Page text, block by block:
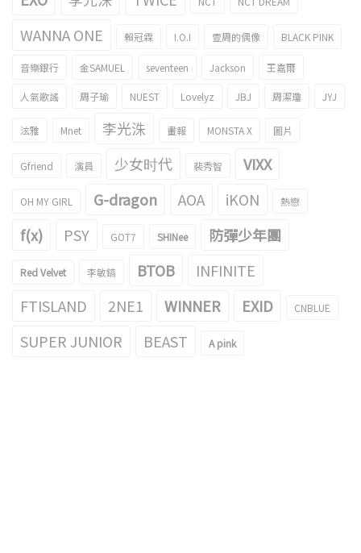
WANNA ONE 賴冠霖 I.O.I 壹周的偶像 BLACK PINK
音樂銀行 金SAMUEL seventeen Jackson 王嘉爾
人氣歌謠 周子瑜 NUEST Lovelyz JBJ 周潔瓊 JYJ
泫雅 Mnet 李光洙 畫報 MONSTA X 圖片
Gfriend 演員 少女时代 裴秀智 VIXX
OH MY GIRL G-dragon AOA iKON 熱戀
f(x) PSY GOT7 SHINee 防彈少年團
Red Velvet 李敏鎬 BTOB
INFINITE
FTISLAND
2NE1 WINNER EXID CNBLUE
SUPER JUNIOR BEAST A pink